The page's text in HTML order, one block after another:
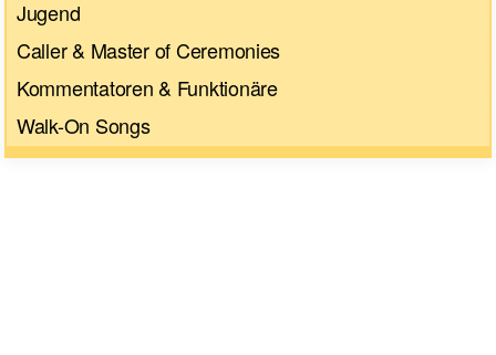
Jugend
Caller & Master of Ceremonies
Kommentatoren & Funktionäre
Walk-On Songs